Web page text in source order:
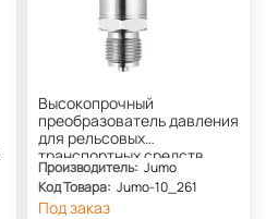
Высокопрочный
преобразователь давления
для рельсовых
транспортных средств
JUMO MIDAS S19 R
Производитель: Jumo
Код Товара: Jumo-10_261
Под заказ